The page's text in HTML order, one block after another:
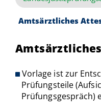
Zur
Hauptnavigation
Inhalt
ausgewählten
Links
zu
einzelnen
Amtsärztliches
Vorlage ist zur
Prüfungsteile
Prüfungsgespräch)